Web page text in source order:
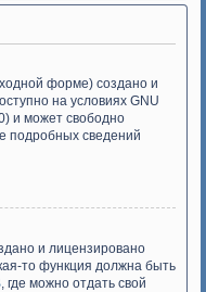
форме) создано и
на условиях GNU
и может свободно
подробных сведений
и лицензировано
то функция должна быть
, где можно отдать свой